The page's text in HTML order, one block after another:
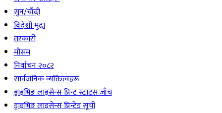
सुन/चाँदी
विदेशी मुद्रा
तरकारी
मौसम
निर्वाचन २०८२
सार्वजनिक व्यक्तित्वहरू
ड्राइभिङ लाइसेन्स प्रिन्ट स्टाटस जाँच
ड्राइभिङ लाइसेन्स प्रिन्टेड सूची